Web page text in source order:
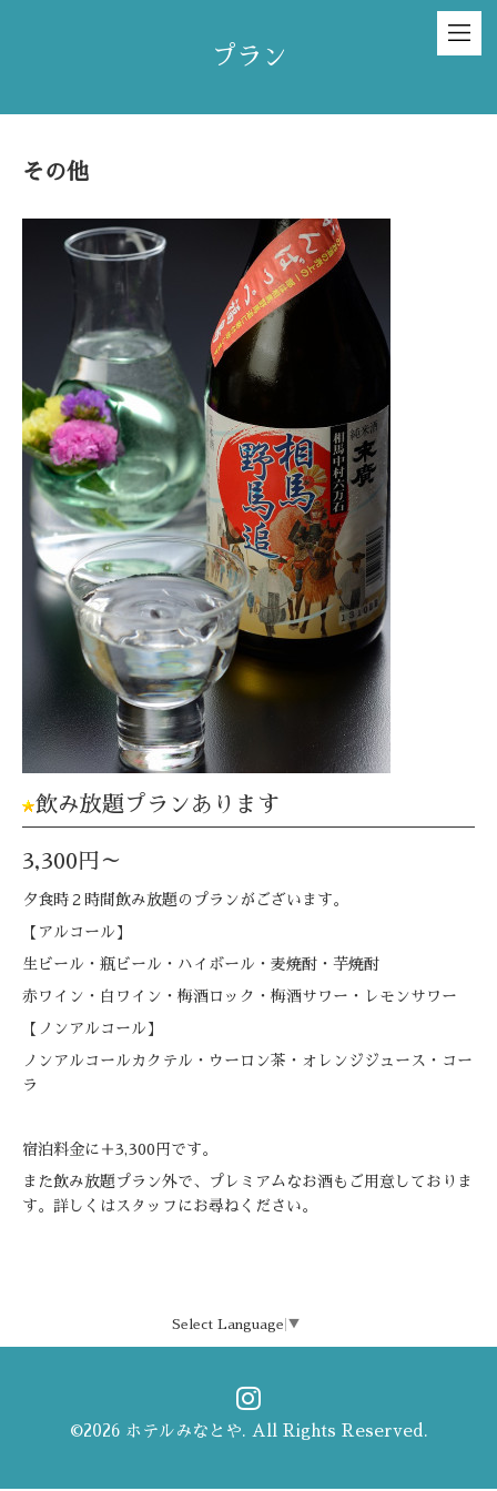
プラン
その他
飲み放題プランあります
3,300円～
夕食時２時間飲み放題のプランがございます。
【アルコール】
生ビール・瓶ビール・ハイボール・麦焼酎・芋焼酎
赤ワイン・白ワイン・梅酒ロック・梅酒サワー・レモンサワー
【ノンアルコール】
ノンアルコールカクテル・ウーロン茶・オレンジジュース・コー
ラ
宿泊料金に＋3,300円です。
また飲み放題プラン外で、プレミアムなお酒もご用意しておりま
す。詳しくはスタッフにお尋ねください。
Select Language ▼
©2026 ホテルみなとや . All Rights Reserved.